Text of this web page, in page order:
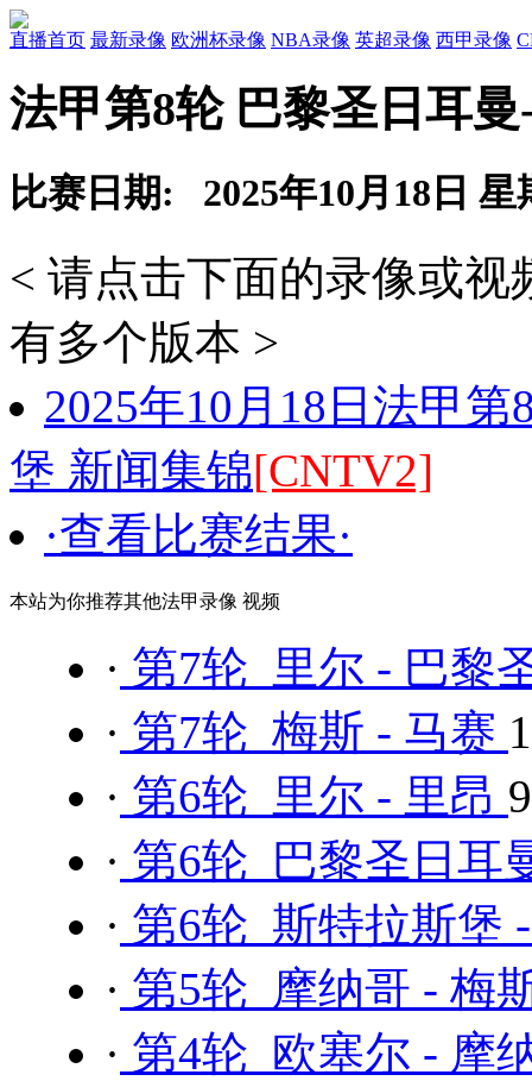
直播首页 最新录像 欧洲杯录像 NBA录像 英超录像 西甲录像
法甲第8轮 巴黎圣日耳
比赛日期: 2025年10月18日 星
< 请点击下面的录像或
有多个版本 >
2025年10月18日法甲
堡 新闻集锦[CNTV2]
·查看比赛结果·
本站为你推荐其他法甲录像 视频
· 第7轮 里尔 - 巴黎
· 第7轮 梅斯 - 马赛
· 第6轮 里尔 - 里昂
· 第6轮 巴黎圣日耳
· 第6轮 斯特拉斯堡
· 第5轮 摩纳哥 - 梅
· 第4轮 欧塞尔 - 摩